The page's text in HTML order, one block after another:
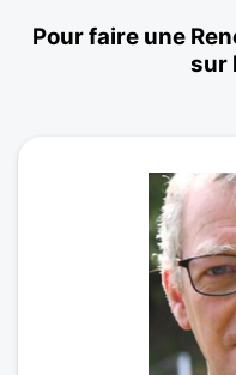
Pour faire une
sur